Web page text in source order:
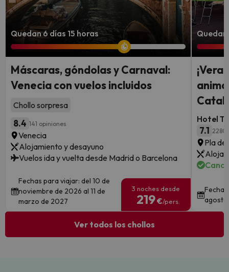
Quedan 6 días 15 horas
Máscaras, góndolas y Carnaval:
Venecia con vuelos incluidos
Chollo sorpresa
8.4 141 opiniones
Venecia
Alojamiento y desayuno
Vuelos ida y vuelta desde Madrid o Barcelona
Fechas para viajar: del 10 de
noviembre de 2026 al 11 de
marzo de 2027
3 noches desde
219€/pers.
Hotel
7.1 2280
Pla
agosto
Ver todos los chollos